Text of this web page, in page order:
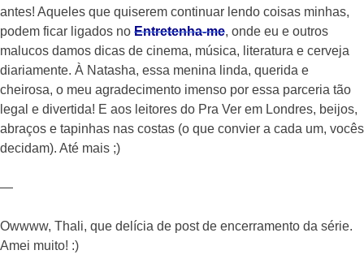
antes! Aqueles que quiserem continuar lendo coisas minhas,
podem ficar ligados no Entretenha-me, onde eu e outros
malucos damos dicas de cinema, música, literatura e cerveja
diariamente. À Natasha, essa menina linda, querida e
cheirosa, o meu agradecimento imenso por essa parceria tão
legal e divertida! E aos leitores do Pra Ver em Londres, beijos,
abraços e tapinhas nas costas (o que convier a cada um, vocês
decidam). Até mais ;)
—
Owwww, Thali, que delícia de post de encerramento da série.
Amei muito! :)